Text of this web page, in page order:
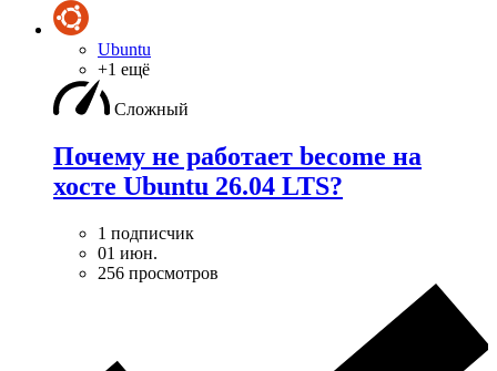
Ubuntu
+1 ещё
Сложный
Почему не работает become на
хосте Ubuntu 26.04 LTS?
1 подписчик
01 июн.
256 просмотров